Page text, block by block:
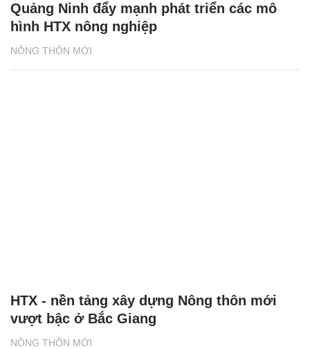
NÔNG THÔN MỚI
Quảng Ninh đẩy mạnh phát triển các mô
hình HTX nông nghiệp
NÔNG THÔN MỚI
HTX - nền tảng xây dựng Nông thôn mới
vượt bậc ở Bắc Giang